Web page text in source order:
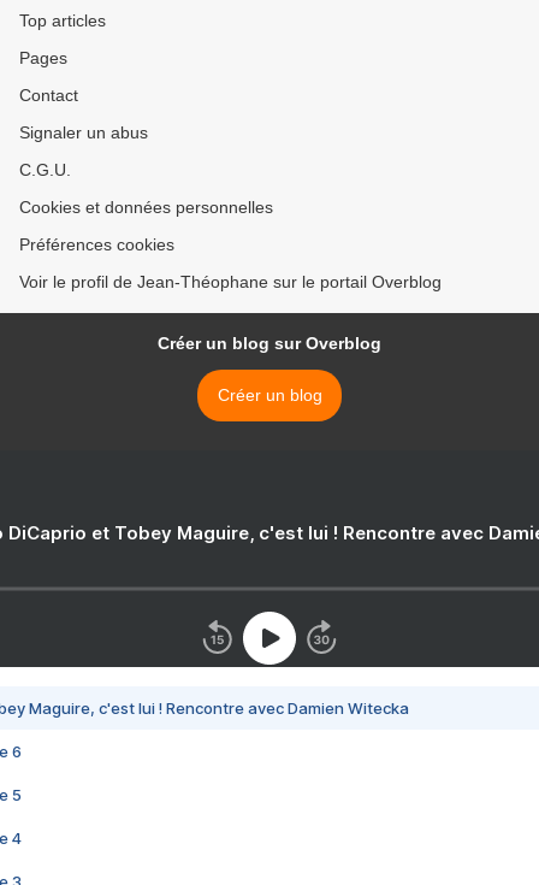
Top articles
Pages
Contact
Signaler un abus
C.G.U.
Cookies et données personnelles
Préférences cookies
Voir le profil de Jean-Théophane sur le portail Overblog
Créer un blog sur Overblog
Créer un blog
DiCaprio et Tobey Maguire, c'est lui ! Rencontre avec
Maguire, c'est lui ! Rencontre avec Damien Witecka
6
5
4